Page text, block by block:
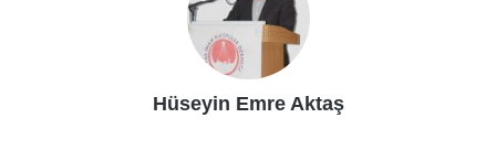
Hüseyin Emre Aktaş